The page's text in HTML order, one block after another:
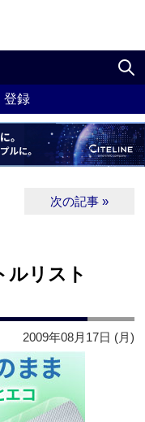
登録
次の記事 »
ルリスト
2009年08月17日 (月)